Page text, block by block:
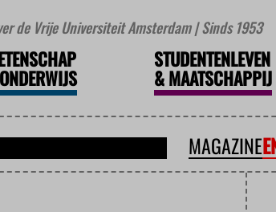
de Vrije Universiteit Amsterdam | Sinds 1953
STUDENTENLEVEN
&MAATSCHAPPIJ
MAGAZINE